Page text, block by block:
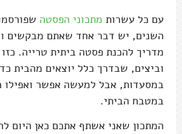
עם כל עשרות מתכוני הפסטה
השנים, יש דבר אחד שאתם מבקשים
מדריך להכנת פסטה ביתית טרייה.
וביצים, שבדרך כלל יוצאים מהבית
במסעדות, אבל למעשה אפשר ואפילו
במטבח הביתי.
המתכון שאני אשתף אתכם כאן היום